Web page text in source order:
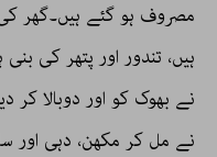
مصروف ہو گئے ہیں۔گھر
ہیں، تندور اور پتھر کی
نے بھوک کو اور دوبالا کر
نے مل کر مکھن، دہی اور